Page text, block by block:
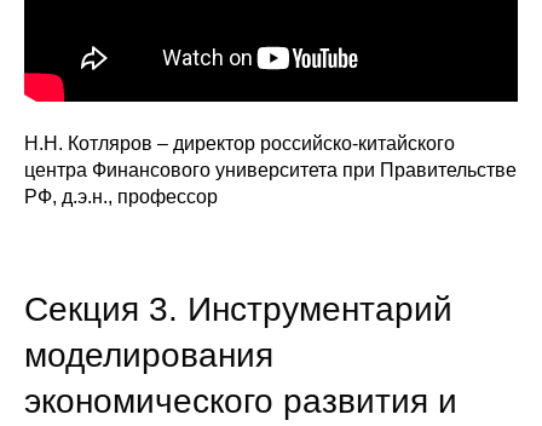
Н.Н. Котляров – директор российско-китайского
центра Финансового университета при Правительстве
РФ, д.э.н., профессор
Секция 3. Инструментарий
моделирования
экономического развития и